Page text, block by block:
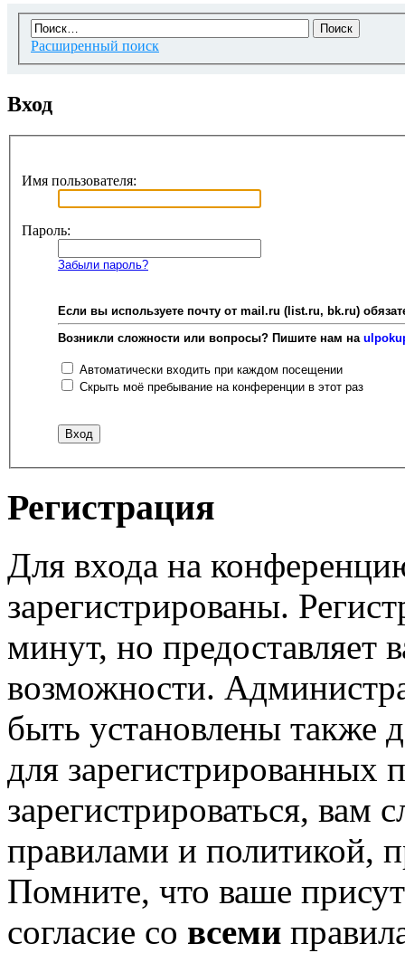
Расширенный поиск
Вход
Имя пользователя:
Пароль:
Забыли пароль?
Если вы используете почту от mail.ru (list.ru, bk.ru)
Возникли сложности или вопросы? Пишите нам на
Автоматически входить при каждом посещении
Скрыть моё пребывание на конференции в этот раз
Регистрация
Для входа на
зарегистрированы.
минут, но предоставляет
возможности.
быть установлены также
для зарегистрированных
зарегистрироваться, вам
правилами и политикой,
Помните, что ваше
согласие со всеми